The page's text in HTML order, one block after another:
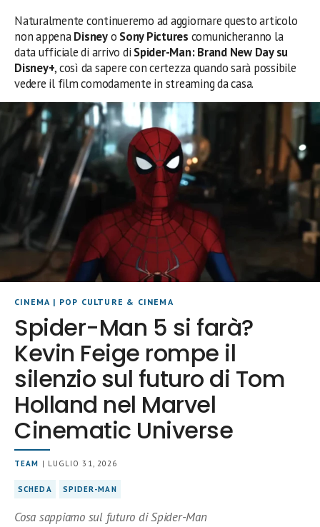
Naturalmente continueremo ad aggiornare questo articolo
non appenaDisneyo Sony Pictures comunicheranno la
data ufficiale di arrivo di Spider-Man: Brand New Day su
Disney+, così da sapere con certezza quando sarà possibile
vedere il film comodamente in streaming da casa.
CINEMA | POP CULTURE & CINEMA
Spider-Man 5 si farà?
Kevin Feige rompe il
silenzio sul futuro di Tom
Holland nel Marvel
Cinematic Universe
TEAM | LUGLIO 31, 2026
SCHEDA SPIDER-MAN
Cosa sappiamo sul futuro di Spider-Man